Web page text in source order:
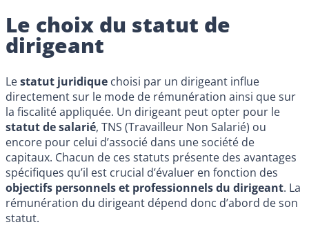
Le choix du statut de
dirigeant
Lestatut juridique choisi par un dirigeant influe
directement sur le mode de rémunération ainsi que sur
la fiscalité appliquée. Un dirigeant peut opter pour le
statut de salarié, TNS (Travailleur Non Salarié) ou
encore pour celui d’associé dans une société de
capitaux. Chacun de ces statuts présente des avantages
spécifiques qu’il est crucial d’évaluer en fonction des
objectifs personnels et professionnels du dirigeant. La
rémunération du dirigeant dépend donc d’abord de son
statut.